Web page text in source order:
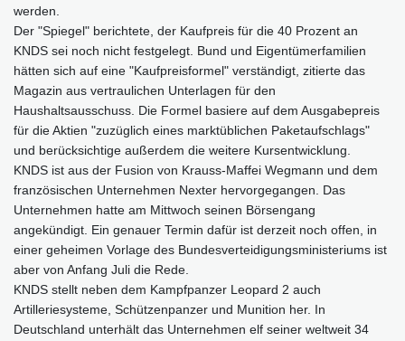
werden.
Der "Spiegel" berichtete, der Kaufpreis für die 40 Prozent an
KNDS sei noch nicht festgelegt. Bund und Eigentümerfamilien
hätten sich auf eine "Kaufpreisformel" verständigt, zitierte das
Magazin aus vertraulichen Unterlagen für den
Haushaltsausschuss. Die Formel basiere auf dem Ausgabepreis
für die Aktien "zuzüglich eines marktüblichen Paketaufschlags"
und berücksichtige außerdem die weitere Kursentwicklung.
KNDS ist aus der Fusion von Krauss-Maffei Wegmann und dem
französischen Unternehmen Nexter hervorgegangen. Das
Unternehmen hatte am Mittwoch seinen Börsengang
angekündigt. Ein genauer Termin dafür ist derzeit noch offen, in
einer geheimen Vorlage des Bundesverteidigungsministeriums ist
aber von Anfang Juli die Rede.
KNDS stellt neben dem Kampfpanzer Leopard 2 auch
Artilleriesysteme, Schützenpanzer und Munition her. In
Deutschland unterhält das Unternehmen elf seiner weltweit 34